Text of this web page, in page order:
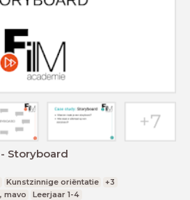
Storyboard
Kunstzinnige oriëntatie
+3
mavo Leerjaar 1-4